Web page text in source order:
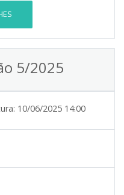
5/2025
10/06/2025 14:00